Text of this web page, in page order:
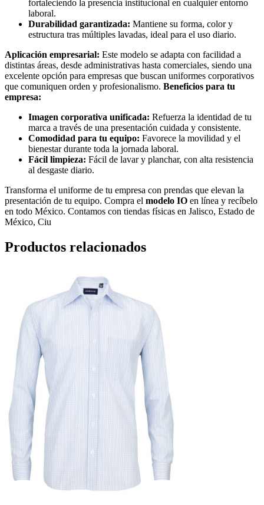
fortaleciendo la presencia institucional en cualquier entorno
laboral.
Durabilidad garantizada: Mantiene su forma, color y
estructura tras múltiples lavadas, ideal para el uso diario.
Aplicación empresarial: Este modelo se adapta con facilidad a
distintas áreas, desde administrativas hasta comerciales, siendo una
excelente opción para empresas que buscan uniformes corporativos
que comuniquen orden y profesionalismo. Beneficios para tu
empresa:
Imagen corporativa unificada: Refuerza la identidad de tu
marca a través de una presentación cuidada y consistente.
Comodidad para tu equipo: Favorece la movilidad y el
bienestar durante toda la jornada laboral.
Fácil limpieza: Fácil de lavar y planchar, con alta resistencia
al desgaste diario.
Transforma el uniforme de tu empresa con prendas que elevan la
presentación de tu equipo. Compra el modelo IO en línea y recíbelo
en todo México. Contamos con tiendas físicas en Jalisco, Estado de
México, Ciu
Productos relacionados